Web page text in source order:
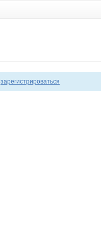
зарегистрироваться